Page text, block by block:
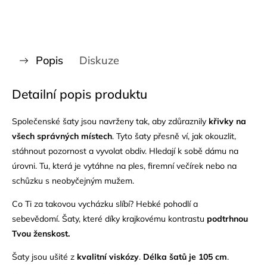
Popis Diskuze
Detailní popis produktu
Společenské šaty jsou navrženy tak, aby zdůraznily křivky na
všech správných místech. Tyto šaty přesně ví, jak okouzlit,
stáhnout pozornost a vyvolat obdiv. Hledají k sobě dámu na
úrovni. Tu, která je vytáhne na ples, firemní večírek nebo na
schůzku s neobyčejným mužem.
Co Ti za takovou vycházku slíbí? Hebké pohodlí a
sebevědomí. Šaty, které díky krajkovému kontrastu podtrhnou
Tvou ženskost.
Šaty jsou ušité z kvalitní viskózy. Délka šatů je 105 cm.